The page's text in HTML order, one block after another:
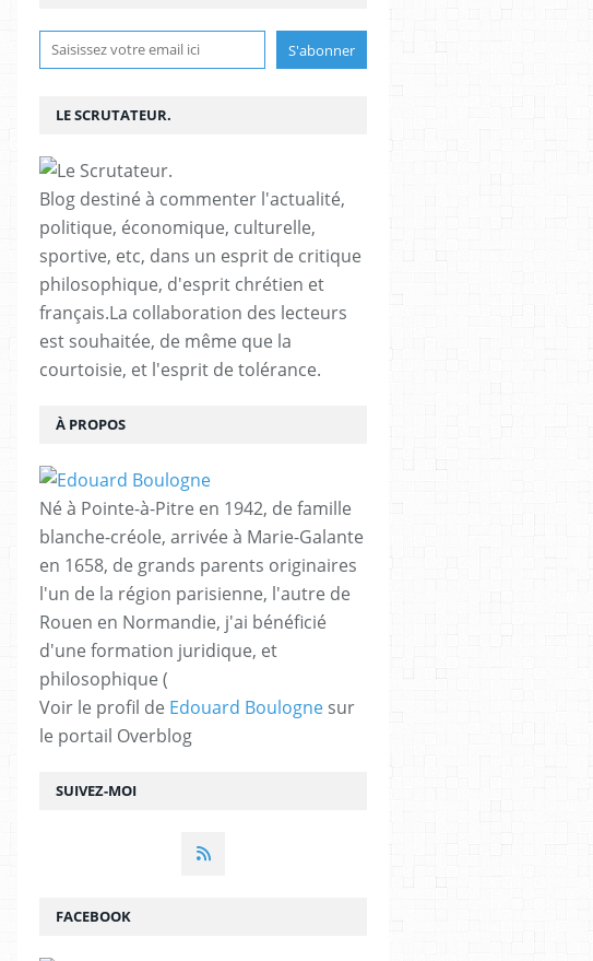
SUIVEZ-MOI
LE SCRUTATEUR.
Blog destiné à commenter l'actualité,
politique, économique, culturelle,
sportive, etc, dans un esprit de critique
philosophique, d'esprit chrétien et
français.La collaboration des lecteurs
est souhaitée, de même que la
courtoisie, et l'esprit de tolérance.
À PROPOS
Né à Pointe-à-Pitre en 1942, de famille
blanche-créole, arrivée à Marie-Galante
en 1658, de grands parents originaires
l'un de la région parisienne, l'autre de
Rouen en Normandie, j'ai bénéficié
d'une formation juridique, et
philosophique (
Voir le profil de Edouard Boulogne sur
le portail Overblog
FACEBOOK